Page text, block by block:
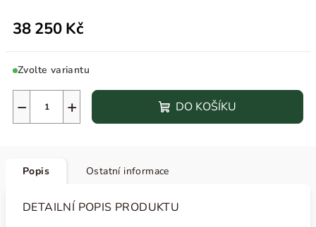
38 250 Kč
Zvolte variantu
+
− DO KOŠÍKU
Popis Ostatní informace
DETAILNÍ POPIS PRODUKTU